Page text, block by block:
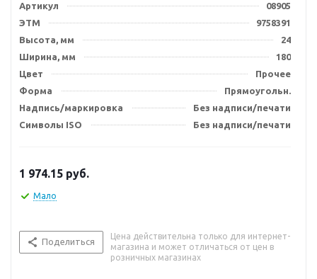
Артикул
08905
ЭТМ
9758391
Высота, мм
24
Ширина, мм
180
Цвет
Прочее
Форма
Прямоугольн.
Надпись/маркировка
Без надписи/печати
Символы ISO
Без надписи/печати
1 974.15 руб.
Мало
Поделиться
Цена действительна только для интернет-
магазина и может отличаться от цен в
розничных магазинах